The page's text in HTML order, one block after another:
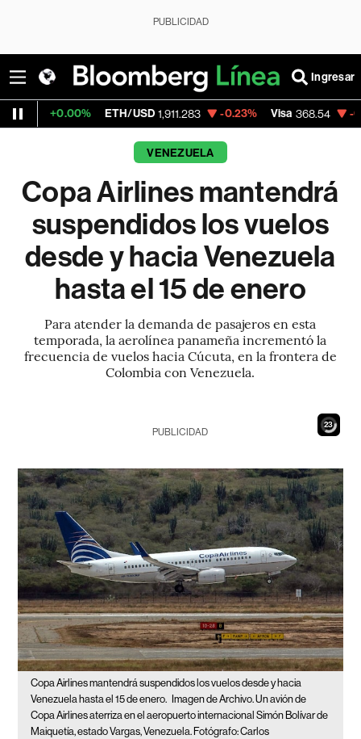
PUBLICIDAD
Ingresar
ETH/USD 1,911.283 -0.23% Visa 368.54 -0.28%
VENEZUELA
Copa Airlines mantendrá
suspendidos los vuelos
desde y hacia Venezuela
hasta el 15 de enero
Para atender la demanda de pasajeros en esta
temporada, la aerolínea panameña incrementó la
frecuencia de vuelos hacia Cúcuta, en la frontera de
Colombia con Venezuela.
21
PUBLICIDAD
Copa Airlines mantendrá suspendidos los vuelos desde y hacia
Venezuela hasta el 15 de enero. Imagen de Archivo. Un avión de
Copa Airlines aterriza en el aeropuerto internacional Simón Bolívar de
Maiquetía, estado Vargas, Venezuela. Fotógrafo: Carlos